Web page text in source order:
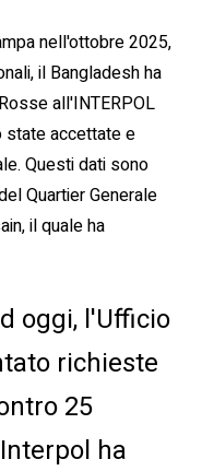
nell'ottobre 2025,
il Bangladesh ha
all'INTERPOL
state accettate e
Questi dati sono
Quartier Generale
il quale ha
oggi, l'Ufficio
richieste
25
ha